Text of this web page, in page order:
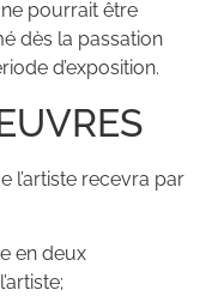
pourrait être
dès la passation
d’exposition.
l’artiste recevra par
en deux